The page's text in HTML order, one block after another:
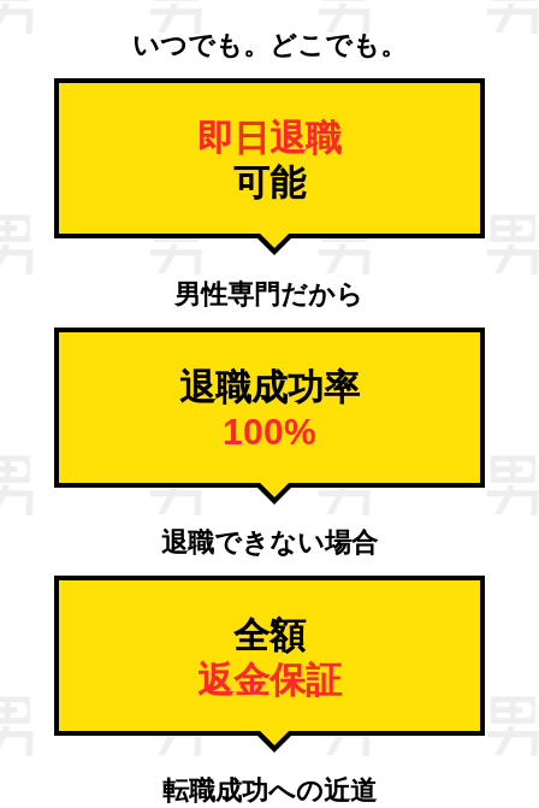
いつでも。どこでも。
即日退職
可能
男性専門だから
退職成功率
100%
退職できない場合
全額
返金保証
転職成功への近道